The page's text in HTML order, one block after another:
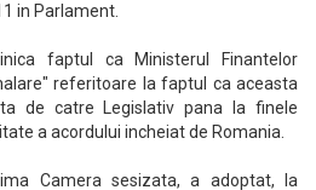
in Parlament.
faptul ca Ministerul Finantelor
referitoare la faptul ca aceasta
de catre Legislativ pana la finele
a acordului incheiat de Romania.
Camera sesizata, a adoptat, la